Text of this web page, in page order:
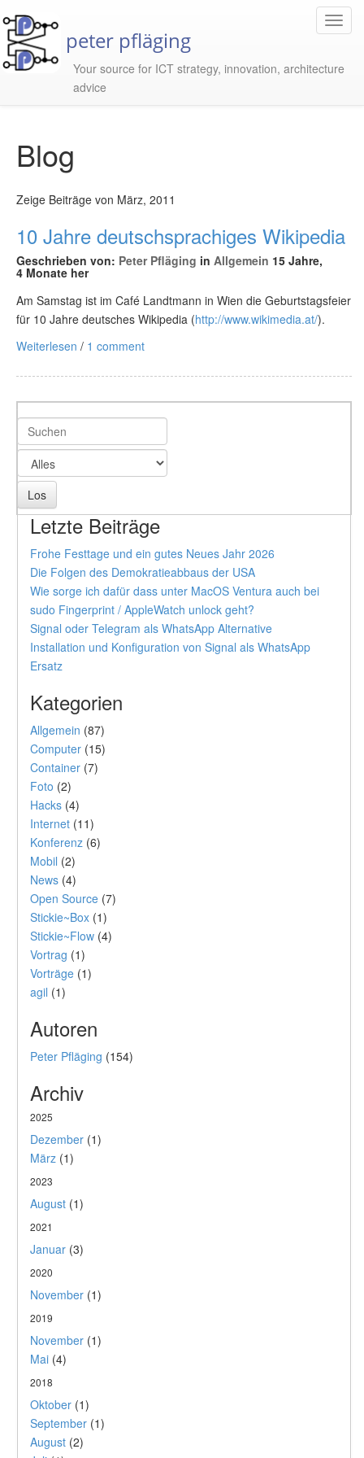
peter pfläging
Your source for ICT strategy, innovation, architecture
advice
Blog
Zeige Beiträge von März, 2011
10 Jahre deutschsprachiges Wikipedia
Geschrieben von: Peter Pfläging in Allgemein 15 Jahre,
4 Monate her
Am Samstag ist im Café Landtmann in Wien die Geburtstagsfeier
für 10 Jahre deutsches Wikipedia (http://www.wikimedia.at/).
Weiterlesen / 1 comment
Letzte Beiträge
Frohe Festtage und ein gutes Neues Jahr 2026
Die Folgen des Demokratieabbaus der USA
Wie sorge ich dafür dass unter MacOS Ventura auch bei
sudo Fingerprint / AppleWatch unlock geht?
Signal oder Telegram als WhatsApp Alternative
Installation und Konfiguration von Signal als WhatsApp
Ersatz
Kategorien
Allgemein (87)
Computer (15)
Container (7)
Foto (2)
Hacks (4)
Internet (11)
Konferenz (6)
Mobil (2)
News (4)
Open Source (7)
Stickie~Box (1)
Stickie~Flow (4)
Vortrag (1)
Vorträge (1)
agil (1)
Autoren
Peter Pfläging (154)
Archiv
2025
Dezember (1)
März (1)
2023
August (1)
2021
Januar (3)
2020
November (1)
2019
November (1)
Mai (4)
2018
Oktober (1)
September (1)
August (2)